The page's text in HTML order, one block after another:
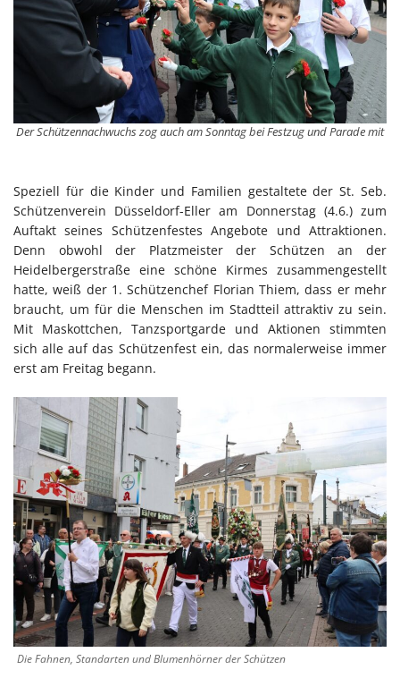
Der Schützennachwuchs zog auch am Sonntag bei Festzug und Parade mit
Speziell für die Kinder und Familien gestaltete der St. Seb.
Schützenverein Düsseldorf-Eller am Donnerstag (4.6.) zum
Auftakt seines Schützenfestes Angebote und Attraktionen.
Denn obwohl der Platzmeister der Schützen an der
Heidelbergerstraße eine schöne Kirmes zusammengestellt
hatte, weiß der 1. Schützenchef Florian Thiem, dass er mehr
braucht, um für die Menschen im Stadtteil attraktiv zu sein.
Mit Maskottchen, Tanzsportgarde und Aktionen stimmten
sich alle auf das Schützenfest ein, das normalerweise immer
erst am Freitag begann.
Die Fahnen, Standarten und Blumenhörner der Schützen